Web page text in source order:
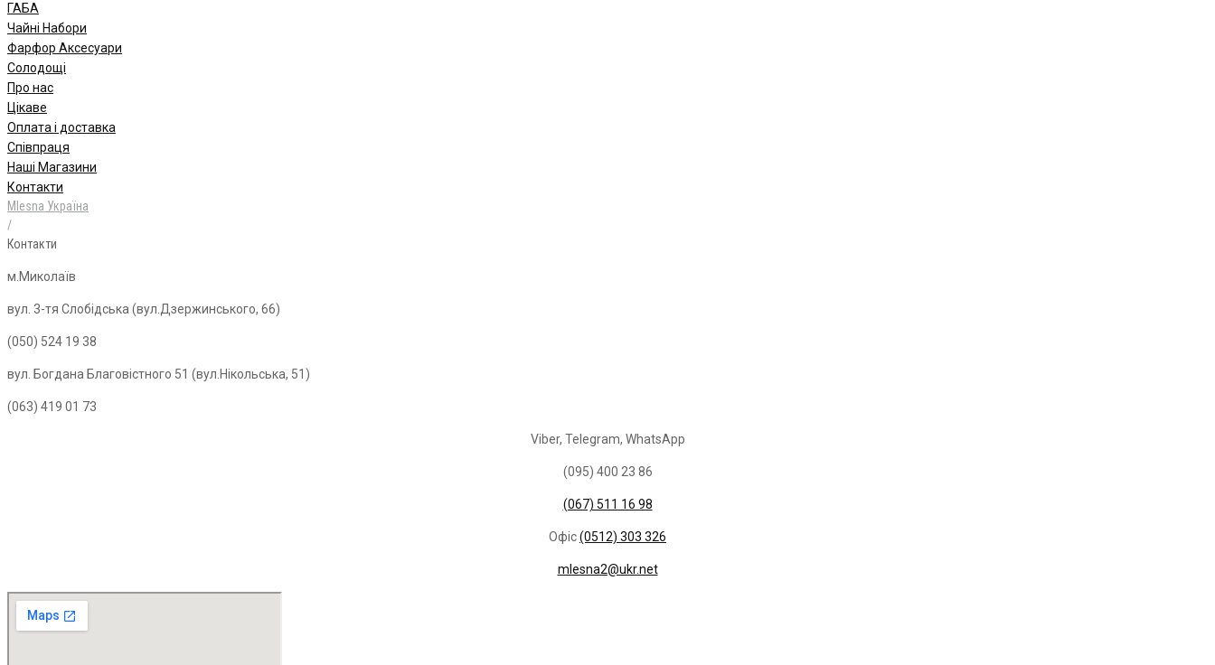
ГАБА
Чайні Набори
Фарфор Аксесуари
Солодощі
Про нас
Цікаве
Оплата і доставка
Співпраця
Наші Магазини
Контакти
Mlesna Україна
/
Контакти
м.Миколаїв
вул. 3-тя Слобідська (вул.Дзержинського, 66)
(050) 524 19 38
вул. Богдана Благовістного 51 (вул.Нікольська, 51)
(063) 419 01 73
Viber, Telegram, WhatsApp
(095) 400 23 86
(067) 511 16 98
Офіс(0512) 303 326
mlesna2@ukr.net